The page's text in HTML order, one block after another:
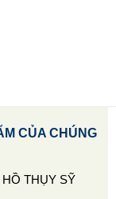
CỦA CHÚNG
THỤY SỸ